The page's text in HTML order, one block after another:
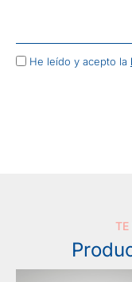
He leído y acepto la
TE